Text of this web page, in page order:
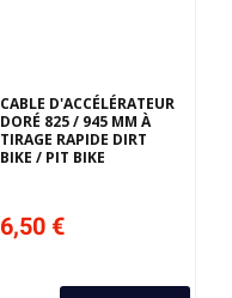
CABLE D'ACCÉLÉRATEUR
DORÉ 825 / 945 MM À
TIRAGE RAPIDE DIRT
BIKE / PIT BIKE
6,50 €